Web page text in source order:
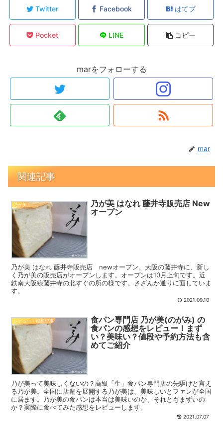
Twitter Facebook はてブ
Pocket LINE コピー
marをフォローする
mar
関連記事
乃が美
乃が美 はなれ 藤井寺販売店 New
オープン
乃が美 はなれ 藤井寺販売店 newオープン。大阪の藤井寺に、新し
く乃が美の販売店がオープンします。オープンは10月上旬です。近
鉄南大阪線藤井寺の北すぐの所の様です。さざんか通りに面していま
す。
2021.09.10
レビュー・感想記事
食パン専門店 乃が美(のがみ) の
食パンの感想をレビュー！まず
い？美味い？値段や予約方法も含
めてご紹介
乃が美って美味しくないの？高級「生」食パン専門店の先駆けと言え
る乃が美。全国に店舗を展開する乃が美は、美味しいとファンが全国
に居ます。乃が美の食パンは本当は美味いのか、それともまずいの
か？実際に食べてみた感想をレビューします。
2021.07.07